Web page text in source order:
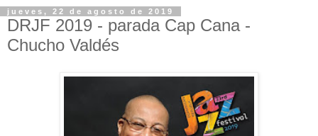
jueves, 22 de agosto de 2019
DRJF 2019 - parada Cap Cana -
Chucho Valdés